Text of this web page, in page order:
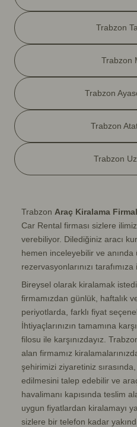
Trabzon
Trabzon
Trabzon
Trabzon
Trabzon
Trabzon Araç Kiralama
Car Rental firması sizlere
verebiliyor. Dilediğiniz aracı
hemen inceleyebilir ve
rezervasyonlarınızı tarafımıza
Bireysel olarak kiralamak
firmamızdan günlük, haftalık
periyotlarda, farklı fiyat
İhtiyaçlarınızın tamamına
filosu ile karşınızdayız.
alan firmamız
şehirimizi ziyaretiniz
edilmesini talep edebilir ve
havalimanı kapısında teslim
uygun fiyatlardan kiralamayı
sizlere bir telefon kadar